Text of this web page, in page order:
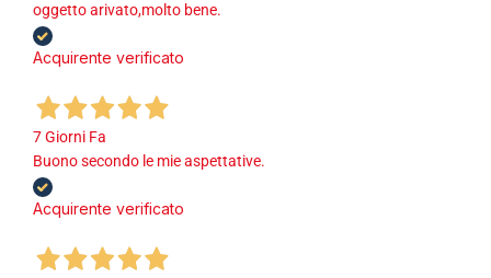
oggetto arivato,molto bene.
Acquirente verificato
7 Giorni Fa
Buono secondo le mie aspettative.
Acquirente verificato